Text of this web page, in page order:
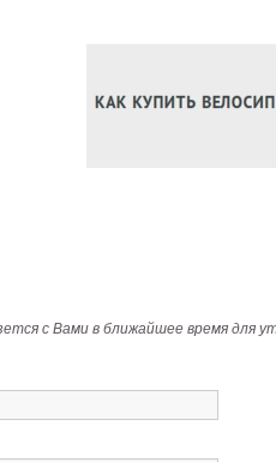
с Вами в ближайшее время для